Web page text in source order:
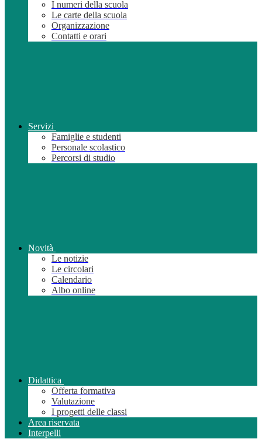
I numeri della scuola
Le carte della scuola
Organizzazione
Contatti e orari
Servizi
Famiglie e studenti
Personale scolastico
Percorsi di studio
Novità
Le notizie
Le circolari
Calendario
Albo online
Didattica
Offerta formativa
Valutazione
I progetti delle classi
Area riservata
Interpelli